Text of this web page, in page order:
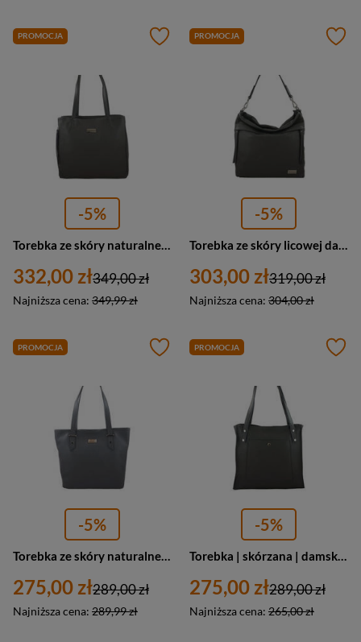
PROMOCJA
-5%
332,00 zł
Najniższa cena: 349,99 zł
349,00 zł
PROMOCJA
-5%
303,00 zł
Najniższa cena: 304,00 zł
319,00 zł
PROMOCJA
-5%
Torebka ze skóry naturalnej damska Barberini's 923-28 shopper bag A4 ciemnoszara
275,00 zł
Najniższa cena: 289,99 zł
289,00 zł
PROMOCJA
-5%
Torebka | skórzana | damska | Barberini's 914-28 | shopperka | A4 | ciemnoszara
275,00 zł
Najniższa cena: 265,00 zł
289,00 zł